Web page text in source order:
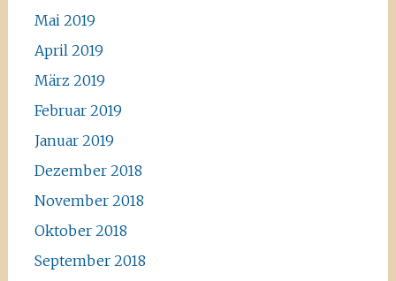
Mai 2019
April 2019
März 2019
Februar 2019
Januar 2019
Dezember 2018
November 2018
Oktober 2018
September 2018